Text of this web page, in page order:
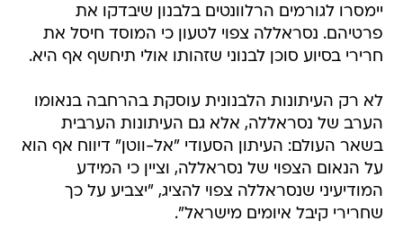
יימסרו לגורמים הרלוונטים בלבנון שיבדקו את
פרטיהם. נסראללה צפוי לטעון כי המוסד חיסל את
חרירי בסיוע סוכן לבנוני שזהותו אולי תיחשף אף היא.
לא רק העיתונות הלבנונית עוסקת בהרחבה בנאומו
הערב של נסראללה, אלא גם העיתונות הערבית
בשאר העולם: העיתון הסעודי "אל-ווטן" דיווח אף הוא
על הנאום הצפוי של נסראללה, וציין כי המידע
המודיעיני שנסראללה צפוי להציג, "יצביע על כך
שחרירי קיבל איומים מישראל".